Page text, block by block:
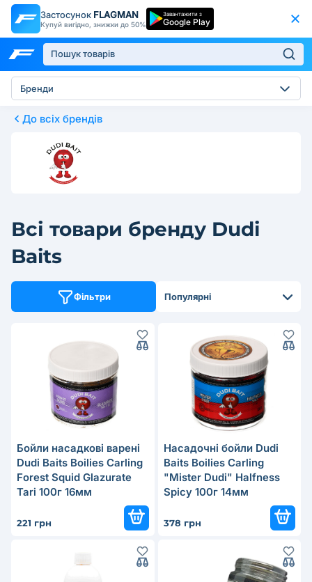
Застосунок FLAGMAN
Купуй вигідно, знижки до 50%
Завантажити з
Google Play
Бренди
До всіх брендів
Всі товари бренду Dudi
Baits
Фільтри Популярні
Бойли насадкові варені
Dudi Baits Boilies Carling
Forest Squid Glazurate
Tari 100г 16мм
221 грн
Насадочні бойли Dudi
Baits Boilies Carling
"Mister Dudi" Halfness
Spicy 100г 14мм
378 грн